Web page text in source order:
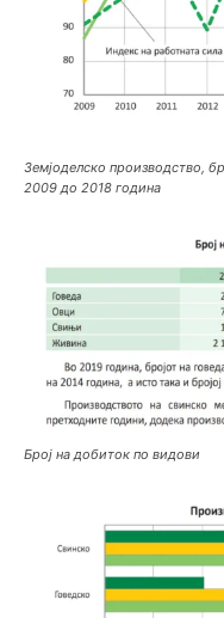
Земјоделско производство,
2009 до 2018 година
Број на добиток по видови